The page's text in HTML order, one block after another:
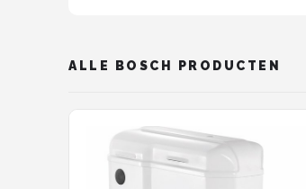
ALLE BOSCH PRODUCTEN